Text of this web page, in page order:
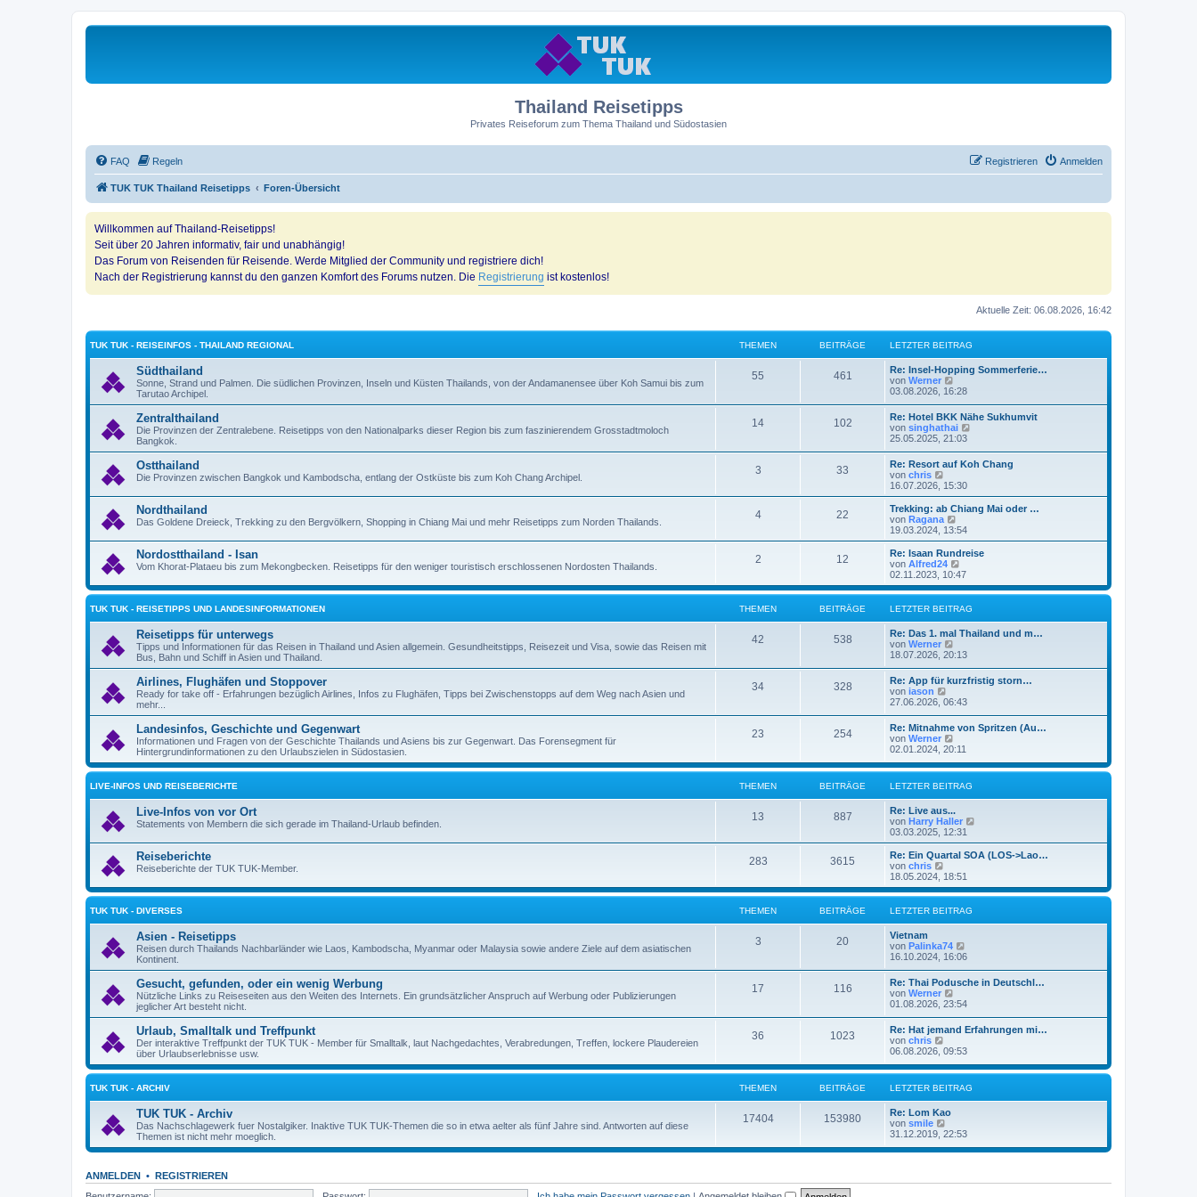
Thailand Reisetipps
Privates Reiseforum zum Thema Thailand und Südostasien
FAQ Regeln Anmelden
Registrieren
TUK TUK Thailand Reisetipps Foren-Übersicht
Willkommen auf Thailand-Reisetipps!
Seit über 20 Jahren informativ, fair und unabhängig!
Das Forum von Reisenden für Reisende. Werde Mitglied der Community und registriere dich!
Nach der Registrierung kannst du den ganzen Komfort des Forums nutzen. Die Registrierung ist kostenlos!
Aktuelle Zeit: 06.08.2026, 16:42
TUK TUK - REISEINFOS - THAILAND REGIONAL THEMEN BEITRÄGE LETZTER BEITRAG
Südthailand
Sonne, Strand und Palmen. Die südlichen Provinzen, Inseln und Küsten Thailands, von der Andamanensee über Koh Samui bis zum
Tarutao Archipel.
55 461
Re: Insel-Hopping Sommerferie…
von Werner
e
e
s
t
e
r
B
i
t
r
a
g
03.08.2026, 16:28
Zentralthailand
Die Provinzen der Zentralebene. Reisetipps von den Nationalparks dieser Region bis zum faszinierendem Grosstadtmoloch
Bangkok.
14 102
Re: Hotel BKK Nähe Sukhumvit
von singhathai
e
s
r
B
t
r
25.05.2025, 21:03
Ostthailand
Die Provinzen zwischen Bangkok und Kambodscha, entlang der Ostküste bis zum Koh Chang Archipel.
3 33
Re: Resort auf Koh Chang
von chris
e
u
e
s
t
B
e
i
t
a
g
16.07.2026, 15:30
Nordthailand
Das Goldene Dreieck, Trekking zu den Bergvölkern, Shopping in Chiang Mai und mehr Reisetipps zum Norden Thailands.
4 22
Trekking: ab Chiang Mai oder …
von Ragana
e
u
e
s
t
r
B
e
i
a
g
19.03.2024, 13:54
Nordostthailand - Isan
Vom Khorat-Plataeu bis zum Mekongbecken. Reisetipps für den weniger touristisch erschlossenen Nordosten Thailands.
2 12
Re: Isaan Rundreise
von Alfred24
e
u
e
s
r
e
i
t
a
02.11.2023, 10:47
TUK TUK - REISETIPPS UND LANDESINFORMATIONEN THEMEN BEITRÄGE LETZTER BEITRAG
Reisetipps für unterwegs
Tipps und Informationen für das Reisen in Thailand und Asien allgemein. Gesundheitstipps, Reisezeit und Visa, sowie das Reisen mit
Bus, Bahn und Schiff in Asien und Thailand.
42 538
Re: Das 1. mal Thailand und m…
von Werner
e
s
e
r
B
i
t
r
a
g
18.07.2026, 20:13
Airlines, Flughäfen und Stoppover
Ready for take off - Erfahrungen bezüglich Airlines, Infos zu Flughäfen, Tipps bei Zwischenstopps auf dem Weg nach Asien und
mehr...
34 328
Re: App für kurzfristig storn…
von iason
e
s
t
e
r
B
e
i
t
r
a
27.06.2026, 06:43
Landesinfos, Geschichte und Gegenwart
Informationen und Fragen von der Geschichte Thailands und Asiens bis zur Gegenwart. Das Forensegment für
Hintergrundinformationen zu den Urlaubszielen in Südostasien.
23 254
Re: Mitnahme von Spritzen (Au…
von Werner
e
e
t
e
r
B
e
i
t
a
g
02.01.2024, 20:11
LIVE-INFOS UND REISEBERICHTE THEMEN BEITRÄGE LETZTER BEITRAG
Live-Infos von vor Ort
Statements von Membern die sich gerade im Thailand-Urlaub befinden.
13 887
Re: Live aus...
von Harry Haller
u
e
r
i
g
03.03.2025, 12:31
Reiseberichte
Reiseberichte der TUK TUK-Member.
283 3615
Re: Ein Quartal SOA (LOS->Lao…
von chris
e
u
e
s
B
e
i
t
r
a
18.05.2024, 18:51
TUK TUK - DIVERSES THEMEN BEITRÄGE LETZTER BEITRAG
Asien - Reisetipps
Reisen durch Thailands Nachbarländer wie Laos, Kambodscha, Myanmar oder Malaysia sowie andere Ziele auf dem asiatischen
Kontinent.
3 20
Vietnam
von Palinka74
e
e
s
t
e
r
B
i
t
r
a
g
16.10.2024, 16:06
Gesucht, gefunden, oder ein wenig Werbung
Nützliche Links zu Reiseseiten aus den Weiten des Internets. Ein grundsätzlicher Anspruch auf Werbung oder Publizierungen
jeglicher Art besteht nicht.
17 116
Re: Thai Podusche in Deutschl…
von Werner
e
e
s
e
r
B
e
i
a
01.08.2026, 23:54
Urlaub, Smalltalk und Treffpunkt
Der interaktive Treffpunkt der TUK TUK - Member für Smalltalk, laut Nachgedachtes, Verabredungen, Treffen, lockere Plaudereien
über Urlaubserlebnisse usw.
36 1023
Re: Hat jemand Erfahrungen mi…
von chris
e
e
t
e
r
B
e
i
06.08.2026, 09:53
TUK TUK - ARCHIV THEMEN BEITRÄGE LETZTER BEITRAG
TUK TUK - Archiv
Das Nachschlagewerk fuer Nostalgiker. Inaktive TUK TUK-Themen die so in etwa aelter als fünf Jahre sind. Antworten auf diese
Themen ist nicht mehr moeglich.
17404 153980
Re: Lom Kao
von smile
e
e
e
31.12.2019, 22:53
ANMELDEN • REGISTRIEREN